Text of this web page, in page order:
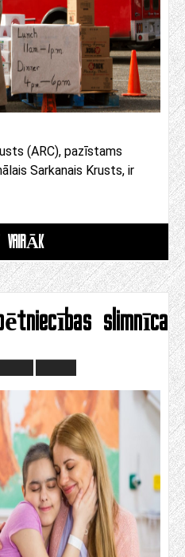
(ARC), pazīstams
Sarkanais Krusts, ir
VAIRĀK
slimnīca